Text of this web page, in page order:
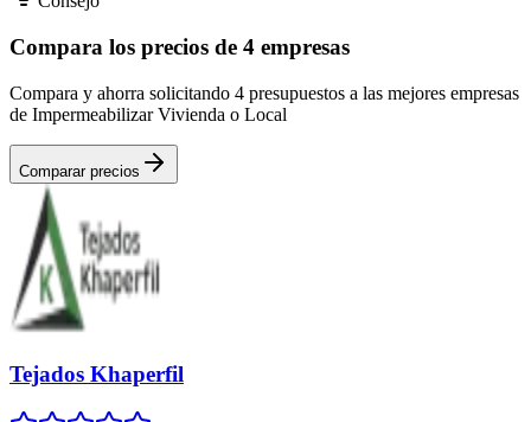
Compara los precios de 4 empresas
Compara y ahorra solicitando 4 presupuestos a las mejores empresas
de Impermeabilizar Vivienda o Local
Comparar precios
Tejados Khaperfil